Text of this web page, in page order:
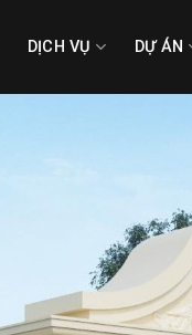
DỊCH VỤ DỰ ÁN